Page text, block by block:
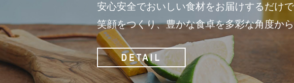
安心安全でおいしい食材をお届けするだけ
笑顔をつくり、豊かな食卓を多彩な角度か
DETAIL